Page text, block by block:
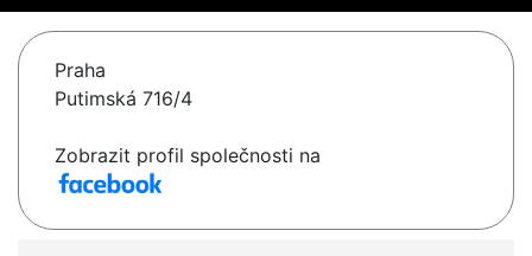
Praha
Putimská 716/4
Zobrazit profil společnosti na